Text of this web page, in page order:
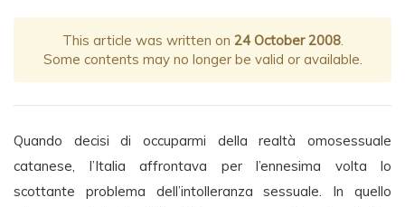
This article was written on 24 October 2008.
Some contents may no longer be valid or available.
Quando decisi di occuparmi della realtà omosessuale
catanese, l’Italia affrontava per l’ennesima volta lo
scottante problema dell’intolleranza sessuale. In quello